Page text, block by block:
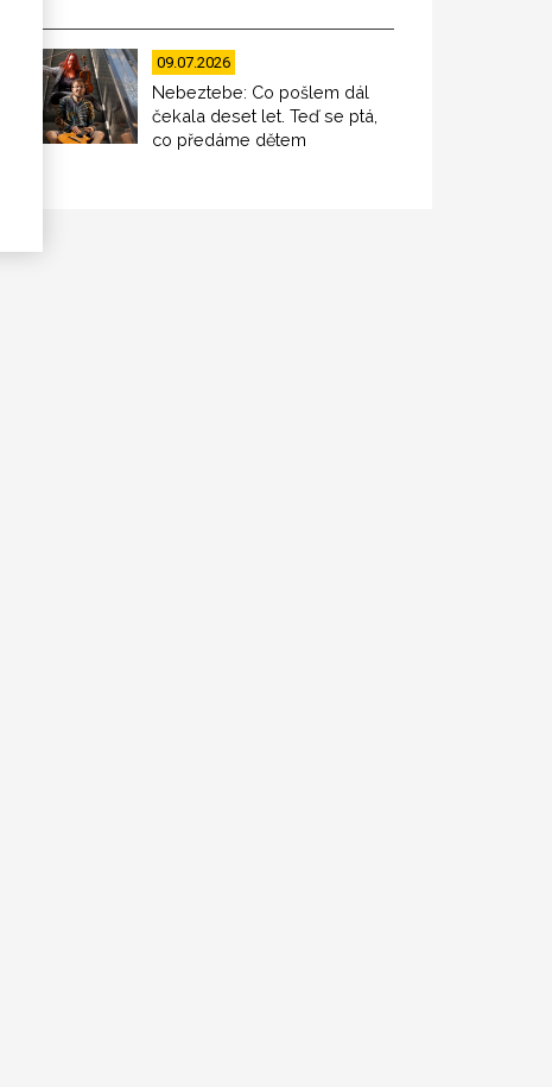
09.07.2026
Nebeztebe: Co pošlem dál
čekala deset let. Teď se ptá,
co předáme dětem